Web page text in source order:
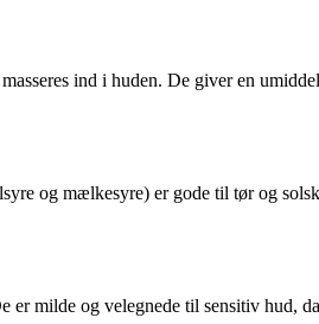
ind i huden. De giver en
og mælkesyre) er gode til tør og
milde og velegnede til sensitiv hud,